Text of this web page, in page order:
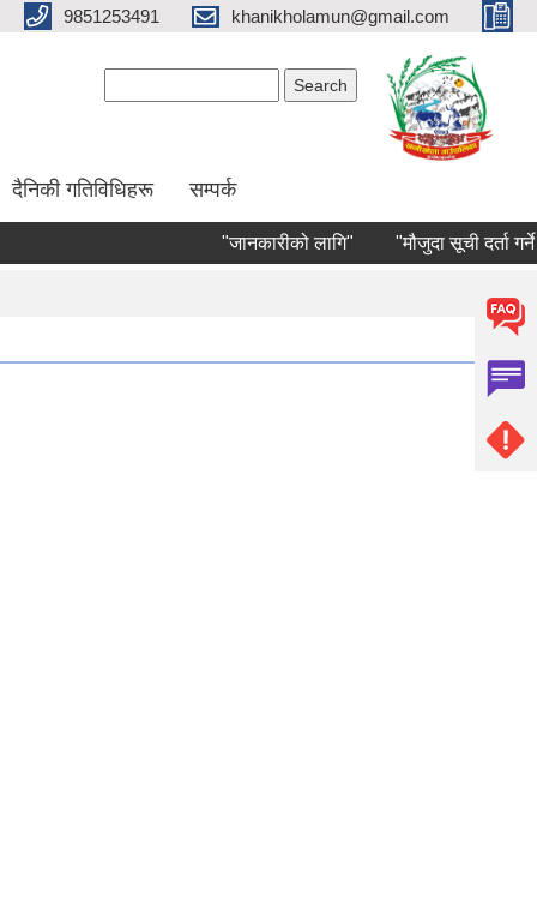
9851253491 khanikholamun@gmail.com
दैनिकी गतिविधिहरू सम्पर्क
"जानकारीको लागि" "मौजुदा सूची दर्ता गर्ने